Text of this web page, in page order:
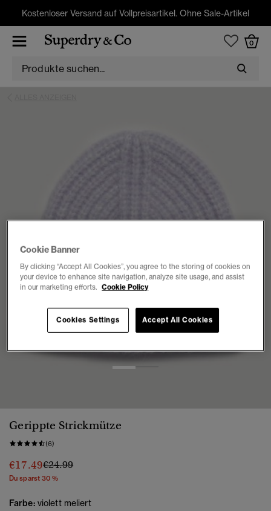
Kostenloser Versand auf Vollpreisartikel. Ohne Sale-Artikel
0
Gerippte Strickmütze
(6)
€17.49Preis wurde reduziert von
€24.99bis
Du sparst 30 %
Farbe: violett meliert
Cookie Banner
By clicking “Accept All Cookies”, you agree to the storing of cookies on
your device to enhance site navigation, analyze site usage, and assist
in our marketing efforts. Cookie Policy
Accept All Cookies
Cookies Settings